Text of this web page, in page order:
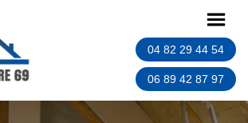
04 82 29 44 54
06 89 42 87 97